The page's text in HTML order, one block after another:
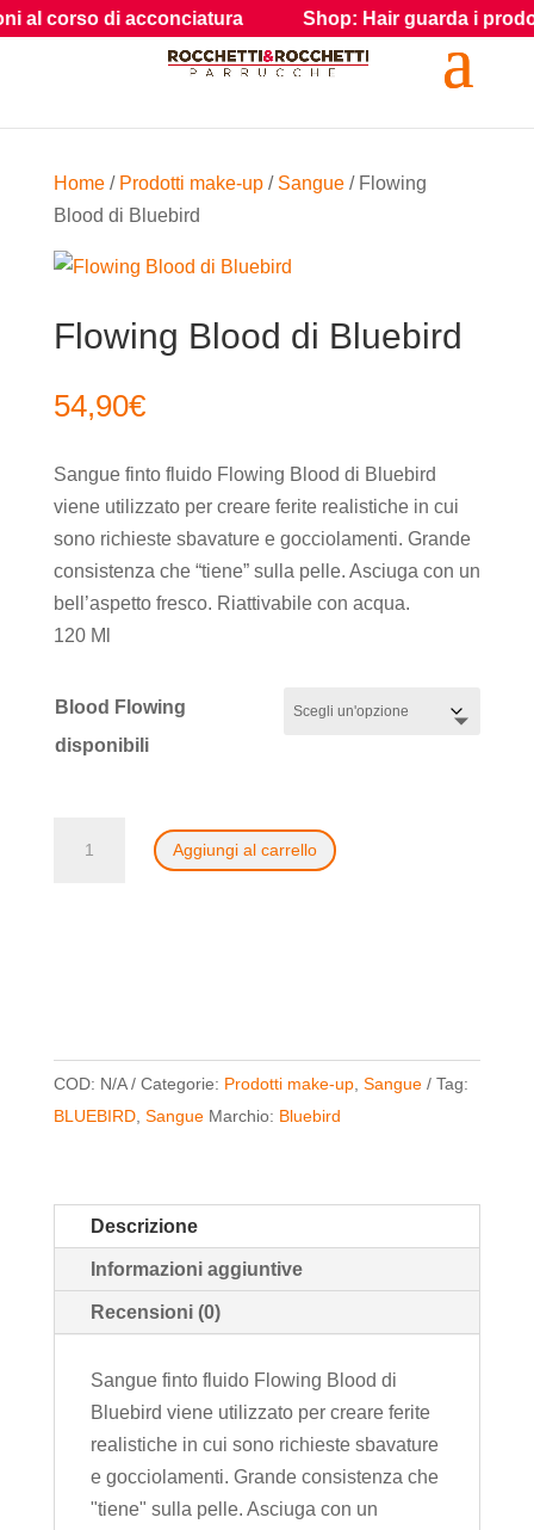
Home/ Prodotti make-up/ Sangue/ Flowing
Blood di Bluebird
Flowing Blood di Bluebird
54,90€
Sangue finto fluido Flowing Blood di Bluebird
viene utilizzato per creare ferite realistiche in cui
sono richieste sbavature e gocciolamenti. Grande
consistenza che “tiene” sulla pelle. Asciuga con un
bell’aspetto fresco. Riattivabile con acqua.
120 Ml
Blood Flowing
disponibili
Aggiungi al carrello
COD: N/A Categorie: Prodotti make-up, Sangue
Tag:
BLUEBIRD, Sangue Marchio: Bluebird
Descrizione
Informazioni aggiuntive
Recensioni (0)
Sangue finto fluido Flowing Blood di
Bluebird viene utilizzato per creare ferite
realistiche in cui sono richieste sbavature
e gocciolamenti. Grande consistenza che
"tiene" sulla pelle. Asciuga con un
corso di acconciatura Shop: Hair guarda i prodotti